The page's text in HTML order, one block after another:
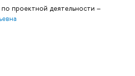
по проектной деятельности –